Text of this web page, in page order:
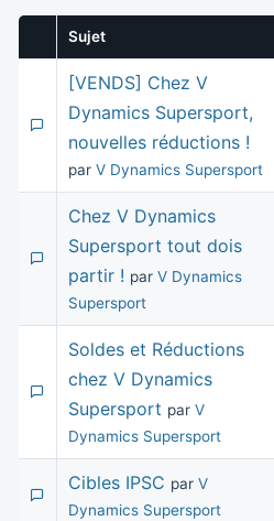
Sujet
[VENDS] Chez V
Dynamics Supersport,
nouvelles réductions !
par V Dynamics Supersport
Chez V Dynamics
Supersport tout dois
partir ! par V Dynamics
Supersport
Soldes et Réductions
chez V Dynamics
Supersport par V
Dynamics Supersport
Cibles IPSC par V
Dynamics Supersport